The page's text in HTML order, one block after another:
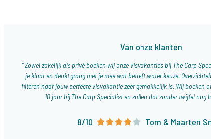
Van onze klanten
Zowel zakelijk als privé boeken wij onze visvakanties bij The Carp
je klaar en denkt graag met je mee wat betreft water keuze.
filteren naar jouw perfecte visvakantie zeer gemakkelijk is. Wij boeken
10 jaar bij The Carp Specialist en zullen dat zonder twijfel nog
8/10 Tom & Maarten